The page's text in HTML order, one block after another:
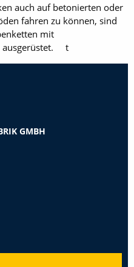
auch auf betonierten oder
fahren zu können, sind
mit
ausgerüstet. t
GMBH